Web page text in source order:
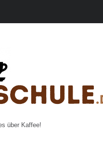
über Kaffee!